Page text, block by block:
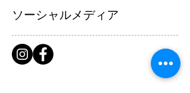
ソーシャルメディア